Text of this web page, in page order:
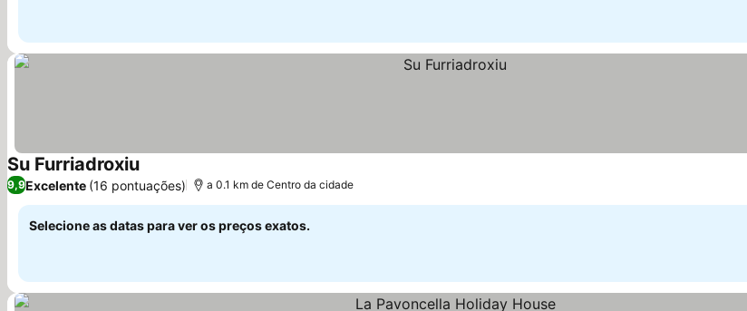
Su FurriadroxiuVer preços
9,9Excelente (16 pontuações) a 0.1 km de Centro da cidade
Selecione as datas para ver os preços exatos.